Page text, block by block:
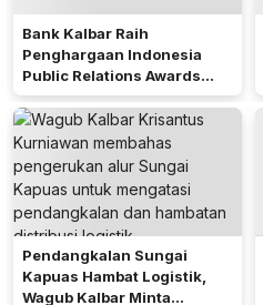
Bank Kalbar Raih
Penghargaan Indonesia
Public Relations Awards
2026
Pendangkalan Sungai
Kapuas Hambat Logistik,
Wagub Kalbar Minta